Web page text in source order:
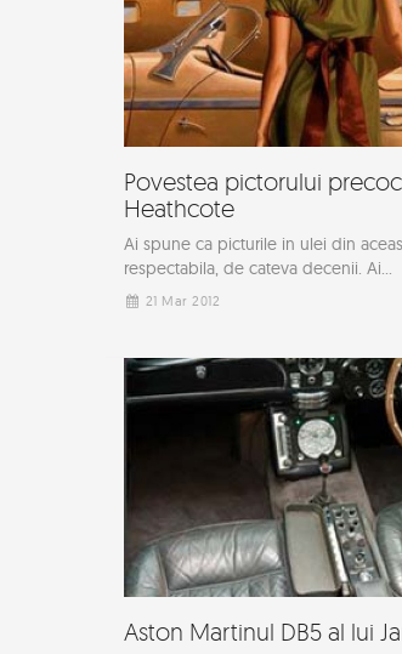
Povestea pictorului
Heathcote
Ai spune ca picturile in ulei din
respectabila, de cateva decenii. Ai...
21 Mar 2012
Aston Martinul DB5 al lui